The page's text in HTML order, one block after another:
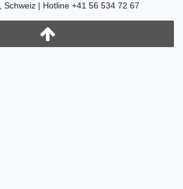
Schweiz | Hotline +41 56 534 72 67